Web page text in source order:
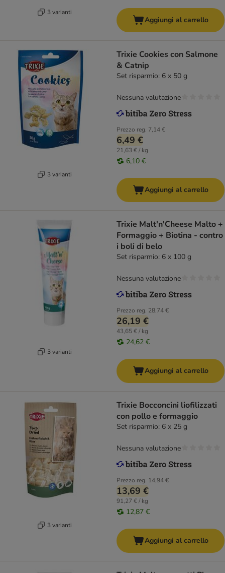
3 varianti
Aggiungi al carrello
3 varianti
Trixie Cookies con Salmone
& Catnip
Set risparmio: 6 x 50 g
Prezzo reg. 7,14 €
6,49 €
21,63 € / kg
6,10 €
Nessuna valutazione
Aggiungi al carrello
3 varianti
Trixie Malt'n'Cheese Malto +
Formaggio + Biotina - contro
i boli di belo
Set risparmio: 6 x 100 g
Prezzo reg. 28,74 €
26,19 €
43,65 € / kg
24,62 €
Nessuna valutazione
Aggiungi al carrello
3 varianti
Trixie Bocconcini liofilizzati
con pollo e formaggio
Set risparmio: 6 x 25 g
Prezzo reg. 14,94 €
13,69 €
91,27 € / kg
12,87 €
Nessuna valutazione
Aggiungi al carrello